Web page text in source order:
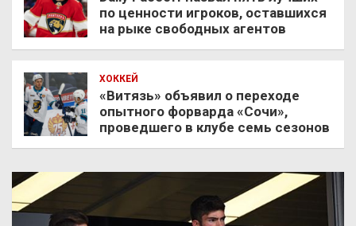
по ценности игроков, оставшихся
на рыке свободных агентов
ХОККЕЙ
«Витязь» объявил о переходе
опытного форварда «Сочи»,
проведшего в клубе семь сезонов